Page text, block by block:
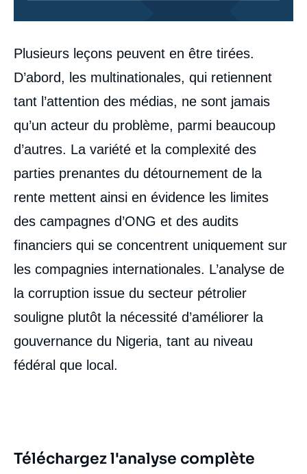
Corps
analyses
Plusieurs leçons peuvent en être tirées.
D’abord, les multinationales, qui retiennent
tant l’attention des médias, ne sont jamais
qu’un acteur du problème, parmi beaucoup
d’autres. La variété et la complexité des
parties prenantes du détournement de la
rente mettent ainsi en évidence les limites
des campagnes d’ONG et des audits
financiers qui se concentrent uniquement sur
les compagnies internationales. L’analyse de
la corruption issue du secteur pétrolier
souligne plutôt la nécessité d’améliorer la
gouvernance du Nigeria, tant au niveau
fédéral que local.
Téléchargez l'analyse complète